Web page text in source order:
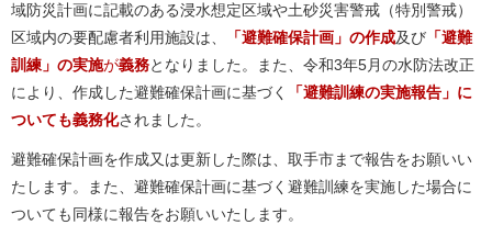
域防災計画に記載のある浸水想定区域や土砂災害警戒（特別警戒）
区域内の要配慮者利用施設は、
「避難確保計画」の作成及び 「避難
訓練」の実施が義務となりました。また、令和3年5月の水防法改正
により、作成した避難確保計画に基づく
「避難訓練の実施報告」に
ついても義務化されました。
避難確保計画を作成又は更新した際は、取手市まで報告をお願いい
たします。また、避難確保計画に基づく避難訓練を実施した場合に
ついても同様に報告をお願いいたします。